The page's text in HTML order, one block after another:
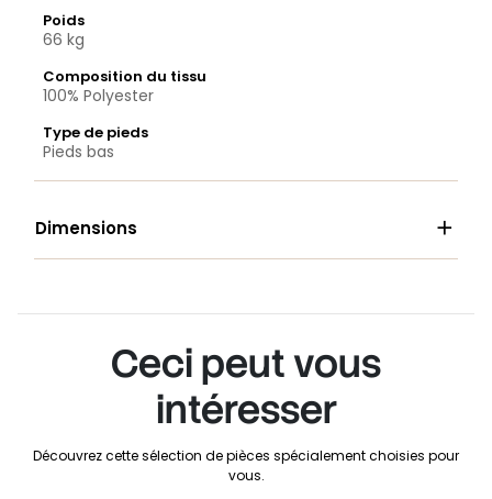
Poids
66 kg
Composition du tissu
100% Polyester
Type de pieds
Pieds bas
Dimensions 
Ceci peut vous
intéresser
Découvrez cette sélection de pièces spécialement choisies pour
vous.